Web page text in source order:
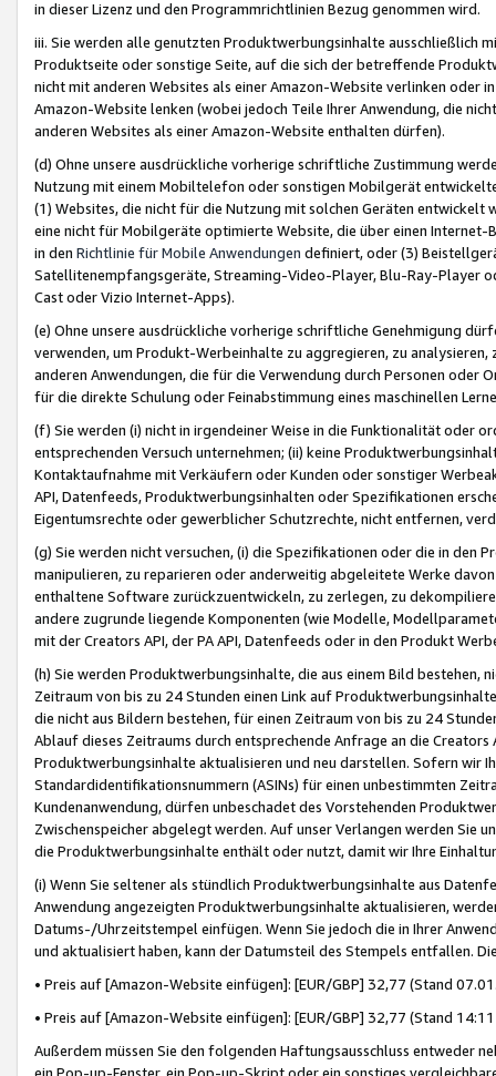
in dieser Lizenz und den Programmrichtlinien Bezug genommen wird.
iii. Sie werden alle genutzten Produktwerbungsinhalte ausschließlich
Produktseite oder sonstige Seite, auf die sich der betreffende
nicht mit anderen Websites als einer Amazon-Website verlinken oder
Amazon-Website lenken (wobei jedoch Teile Ihrer Anwendung, die
anderen Websites als einer Amazon-Website enthalten dürfen).
(d) Ohne unsere ausdrückliche vorherige schriftliche Zustimmung
Nutzung mit einem Mobiltelefon oder sonstigen Mobilgerät
(1) Websites, die nicht für die Nutzung mit solchen Geräten
eine nicht für Mobilgeräte optimierte Website, die über einen
in den Richtlinie für Mobile Anwendungen definiert, oder (3)
Satellitenempfangsgeräte, Streaming-Video-Player, Blu-Ray-Player
Cast oder Vizio Internet-Apps).
(e) Ohne unsere ausdrückliche vorherige schriftliche Genehmigung
verwenden, um Produkt-Werbeinhalte zu aggregieren, zu
anderen Anwendungen, die für die Verwendung durch Personen
für die direkte Schulung oder Feinabstimmung eines maschinellen
(f) Sie werden (i) nicht in irgendeiner Weise in die Funktionalität oder
entsprechenden Versuch unternehmen; (ii) keine
Kontaktaufnahme mit Verkäufern oder Kunden oder sonstiger
API, Datenfeeds, Produktwerbungsinhalten oder Spezifikationen
Eigentumsrechte oder gewerblicher Schutzrechte, nicht entfernen,
(g) Sie werden nicht versuchen, (i) die Spezifikationen oder die in
manipulieren, zu reparieren oder anderweitig abgeleitete Werke
enthaltene Software zurückzuentwickeln, zu zerlegen, zu
andere zugrunde liegende Komponenten (wie Modelle,
mit der Creators API, der PA API, Datenfeeds oder in den Produkt
(h) Sie werden Produktwerbungsinhalte, die aus einem Bild bestehen,
Zeitraum von bis zu 24 Stunden einen Link auf
die nicht aus Bildern bestehen, für einen Zeitraum von bis zu 24
Ablauf dieses Zeitraums durch entsprechende Anfrage an die
Produktwerbungsinhalte aktualisieren und neu darstellen. Sofern wir
Standardidentifikationsnummern (ASINs) für einen unbestimmten
Kundenanwendung, dürfen unbeschadet des Vorstehenden
Zwischenspeicher abgelegt werden. Auf unser Verlangen werden Sie
die Produktwerbungsinhalte enthält oder nutzt, damit wir Ihre
(i) Wenn Sie seltener als stündlich Produktwerbungsinhalte aus
Anwendung angezeigten Produktwerbungsinhalte aktualisieren,
Datums-/Uhrzeitstempel einfügen. Wenn Sie jedoch die in Ihrer
und aktualisiert haben, kann der Datumsteil des Stempels entfallen.
• Preis auf [Amazon-Website einfügen]: [EUR/GBP] 32,77 (Stand
• Preis auf [Amazon-Website einfügen]: [EUR/GBP] 32,77 (Stand
Außerdem müssen Sie den folgenden Haftungsausschluss entweder
ein Pop-up-Fenster, ein Pop-up-Skript oder ein sonstiges